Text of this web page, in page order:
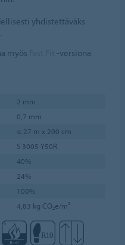
yhdistettäväks
myös
-versiona
2 mm
0,7 mm
≤ 27 m x 200 cm
S 3005-Y50R
40%
24%
100%
4,83 kg CO₂e/m²